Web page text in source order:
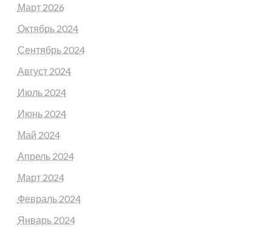
Март 2026
Октябрь 2024
Сентябрь 2024
Август 2024
Июль 2024
Июнь 2024
Май 2024
Апрель 2024
Март 2024
Февраль 2024
Январь 2024